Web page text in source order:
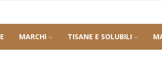
MARCHI TISANE E SOLUBILI